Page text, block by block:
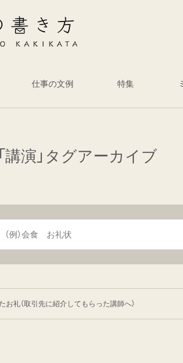
仕事の文例 特集
「講演」タグアーカイブ
お礼（取引先に紹介してもらった講師へ）